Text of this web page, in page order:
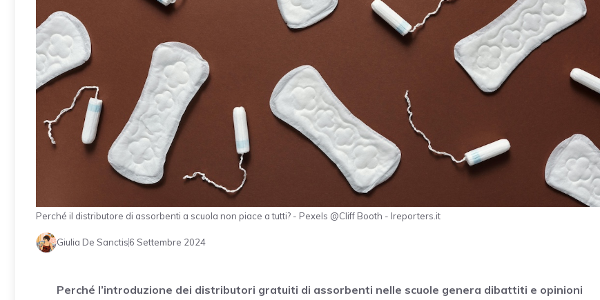
Perché il distributore di assorbenti a scuola non piace a tutti? - Pexels @Cliff Booth - Ireporters.it
Giulia De Sanctis6 Settembre 2024
Perché l’introduzione dei distributori gratuiti di assorbenti nelle scuole genera dibattiti e opinioni